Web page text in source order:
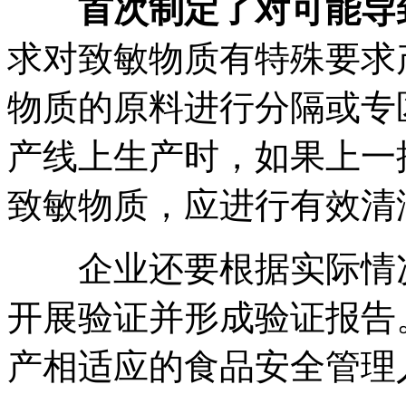
首次制定了对可能
求对致敏物质有特殊要
物质的原料进行分隔或
产线上生产时，如果上
致敏物质，应进行有效清
企业还要根据实际情
开展验证并形成验证报
产相适应的食品安全管